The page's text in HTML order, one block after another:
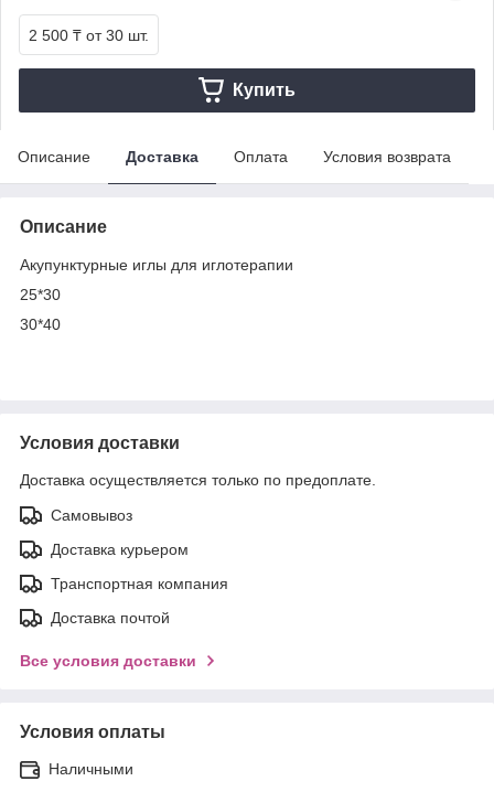
2 500 ₸ от 30 шт.
Купить
Описание Доставка Оплата Условия возврата
Описание
Акупунктурные иглы для иглотерапии
25*30
30*40
Условия доставки
Доставка осуществляется только по предоплате.
Самовывоз
Доставка курьером
Транспортная компания
Доставка почтой
Все условия доставки
Условия оплаты
Наличными